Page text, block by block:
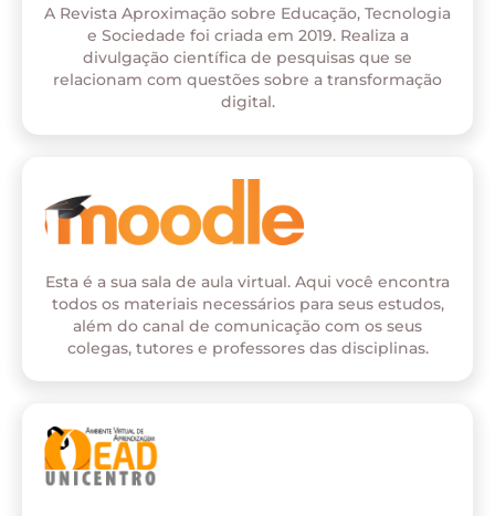
A Revista Aproximação sobre Educação, Tecnologia
e Sociedade foi criada em 2019. Realiza a
divulgação científica de pesquisas que se
relacionam com questões sobre a transformação
digital.
Esta é a sua sala de aula virtual. Aqui você encontra
todos os materiais necessários para seus estudos,
além do canal de comunicação com os seus
colegas, tutores e professores das disciplinas.